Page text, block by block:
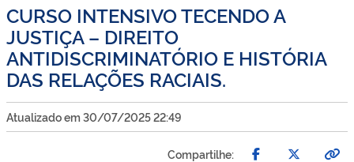
CURSO INTENSIVO TECENDO A
JUSTIÇA – DIREITO
ANTIDISCRIMINATÓRIO E HISTÓRIA
DAS RELAÇÕES RACIAIS.
Atualizado em 30/07/2025 22:49
Compartilhe: